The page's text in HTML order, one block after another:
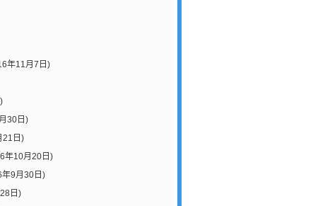
年11月7日)
30日)
21日)
年10月20日)
9月30日)
日)